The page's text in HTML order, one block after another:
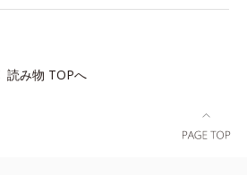
読み物 TOPへ